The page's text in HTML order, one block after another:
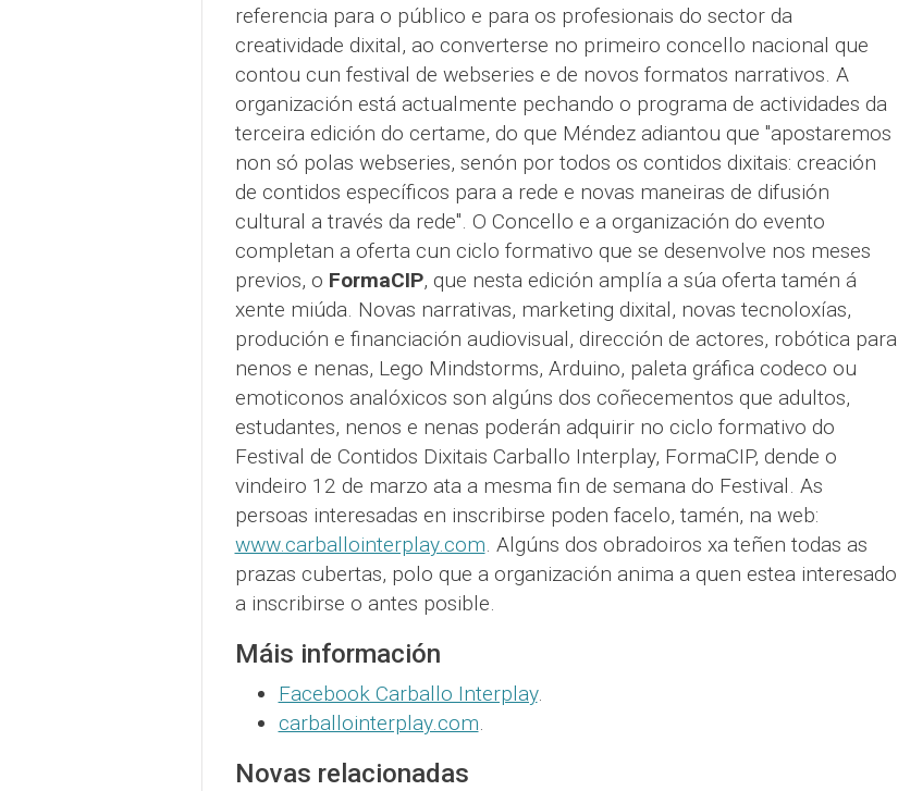
referencia para o público e para os profesionais do sector da
creatividade dixital, ao converterse no primeiro concello nacional que
contou cun festival de webseries e de novos formatos narrativos. A
organización está actualmente pechando o programa de actividades da
terceira edición do certame, do que Méndez adiantou que "apostaremos
non só polas webseries, senón por todos os contidos dixitais: creación
de contidos específicos para a rede e novas maneiras de difusión
cultural a través da rede". O Concello e a organización do evento
completan a oferta cun ciclo formativo que se desenvolve nos meses
previos, o FormaCIP, que nesta edición amplía a súa oferta tamén á
xente miúda. Novas narrativas, marketing dixital, novas tecnoloxías,
produción e financiación audiovisual, dirección de actores, robótica para
nenos e nenas, Lego Mindstorms, Arduino, paleta gráfica codeco ou
emoticonos analóxicos son algúns dos coñecementos que adultos,
estudantes, nenos e nenas poderán adquirir no ciclo formativo do
Festival de Contidos Dixitais Carballo Interplay, FormaCIP, dende o
vindeiro 12 de marzo ata a mesma fin de semana do Festival. As
persoas interesadas en inscribirse poden facelo, tamén, na web:
www.carballointerplay.com. Algúns dos obradoiros xa teñen todas as
prazas cubertas, polo que a organización anima a quen estea interesado
a inscribirse o antes posible.
Máis información
Facebook Carballo Interplay.
carballointerplay.com.
Novas relacionadas